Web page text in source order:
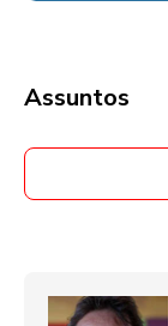
Assuntos